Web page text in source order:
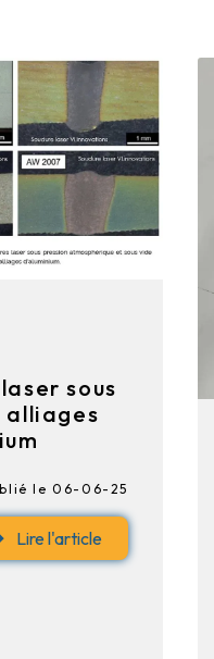
sous
alliages
le 06-06-25
Lire l'article